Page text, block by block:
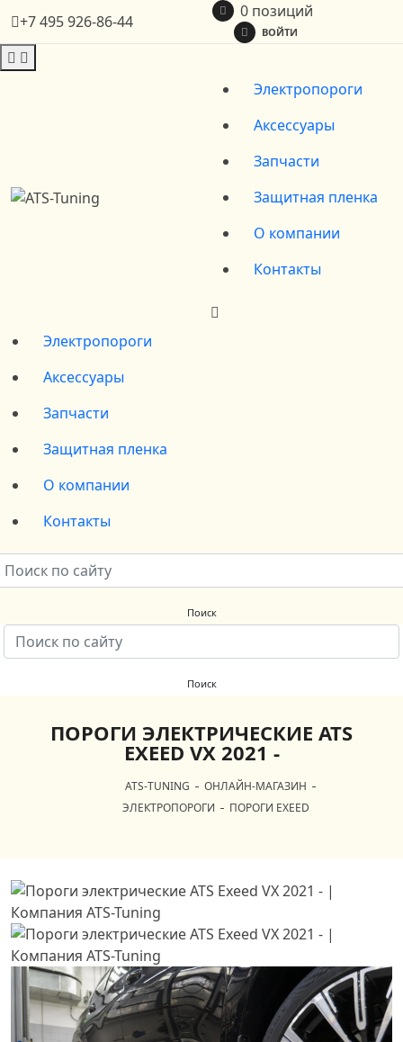
+7 495 926-86-44
0 позиций
ВОЙТИ
Электропороги
Аксессуары
Запчасти
Защитная пленка
О компании
Контакты
Электропороги
Аксессуары
Запчасти
Защитная пленка
О компании
Контакты
ПОРОГИ ЭЛЕКТРИЧЕСКИЕ ATS
EXEED VX 2021 -
ATS-TUNING
ОНЛАЙН-МАГАЗИН
ЭЛЕКТРОПОРОГИ
ПОРОГИ EXEED